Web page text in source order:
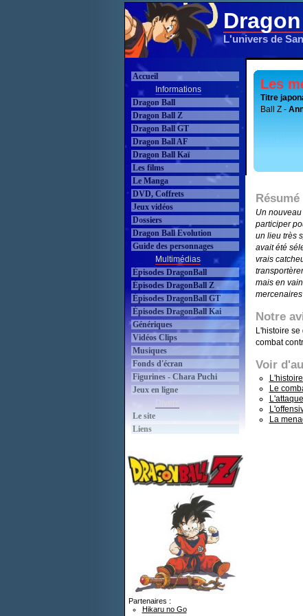
L'univers de
Accueil
Informations
Dragon Ball
Dragon Ball Z
Dragon Ball GT
Dragon Ball AF
Dragon Ball Kaï
Les films
Le Manga
DVD, Coffrets
Jeux vidéos
Dossiers
Dragon Ball Evolution
Guide des personnages
Multimédias
Épisodes DragonBall
Épisodes DragonBall Z
Épisodes DragonBall GT
Épisodes DragonBall Kai
Génériques
Vidéos Clips
Musiques
Fonds d'écran
Figurines - Chara Puchi
Jeux en ligne
Le site
Liens
Partenaires :
Hikaru no Go
Les
Titre
Ball Z -
Résumé
Un
participer
un lieu très
avait été
vrais
mais en
Notre
L'histoire
combat
Voir
Le
La